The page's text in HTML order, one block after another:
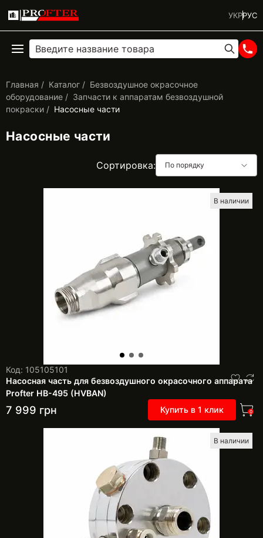
УКРРУС
Главная Каталог
Безвоздушное окрасочное
оборудование
Запчасти к аппаратам безвоздушной
покраски
Насосные части
Насосные части
Сортировка: По порядку
В наличии
Код: 105105101
Насосная часть для безвоздушного окрасочного аппарата
Profter HB-495 (HVBAN)
7 999 грн Купить в 1 клик 0
В наличии